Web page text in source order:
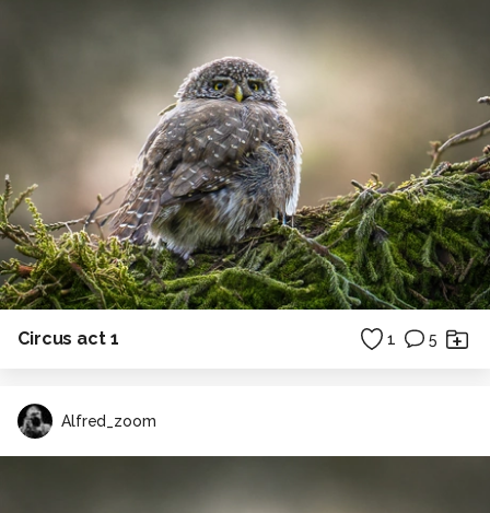
Circus act 1 1 5
Alfred_zoom